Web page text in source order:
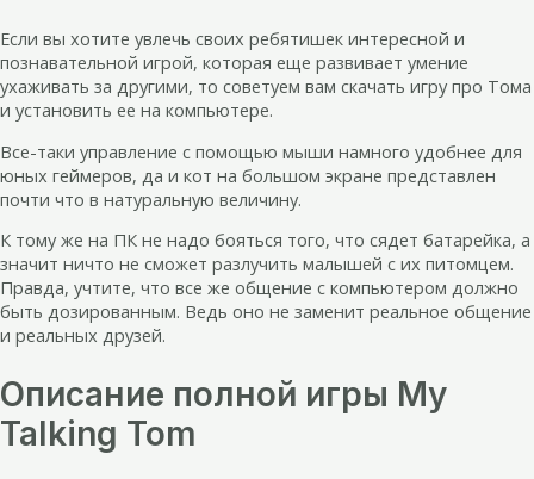
Если вы хотите увлечь своих ребятишек интересной и
познавательной игрой, которая еще развивает умение
ухаживать за другими, то советуем вам скачать игру про Тома
и установить ее на компьютере.
Все-таки управление с помощью мыши намного удобнее для
юных геймеров, да и кот на большом экране представлен
почти что в натуральную величину.
К тому же на ПК не надо бояться того, что сядет батарейка, а
значит ничто не сможет разлучить малышей с их питомцем.
Правда, учтите, что все же общение с компьютером должно
быть дозированным. Ведь оно не заменит реальное общение
и реальных друзей.
Описание полной игры My
Talking Tom